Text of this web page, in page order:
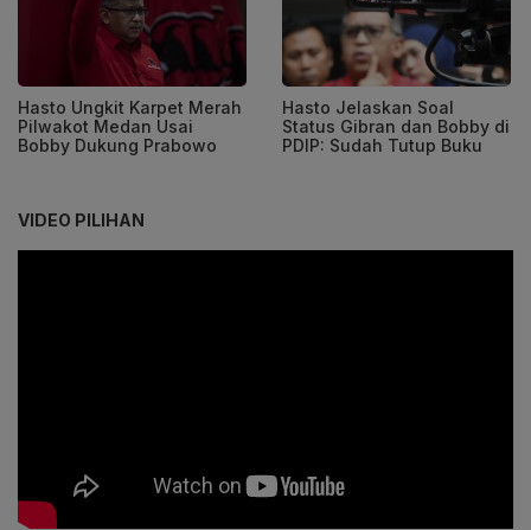
Hasto Ungkit Karpet Merah
Pilwakot Medan Usai
Bobby Dukung Prabowo
Hasto Jelaskan Soal
Status Gibran dan Bobby di
PDIP: Sudah Tutup Buku
VIDEO PILIHAN